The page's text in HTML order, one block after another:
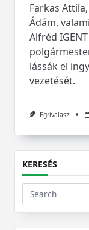
Farkas
Ádám,
Alfréd
lássák el
vezetését.
Egrivalasz
KERESÉS
Search
for: